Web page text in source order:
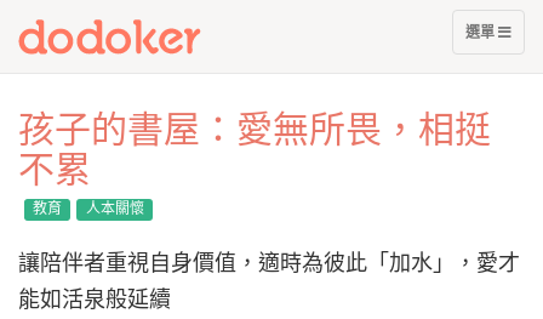
展
開
選
選單
孩子的書屋：愛無所畏，相挺
不累
教育 人本關懷
讓陪伴者重視自身價值，適時為彼此「加水」，愛才
能如活泉般延續